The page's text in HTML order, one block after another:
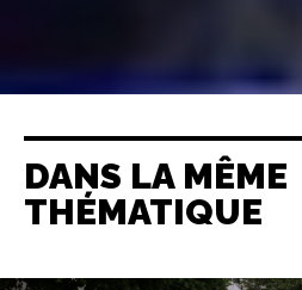
DANS LA MÊME
THÉMATIQUE